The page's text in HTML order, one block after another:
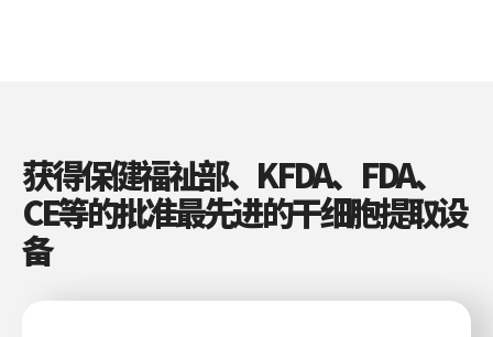
获得保健福祉部、KFDA、FDA、
CE等的批准最先进的干细胞提取设
备